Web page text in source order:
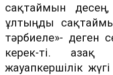
сақтаймын
ұлтыңды
тәрбиеле»- деген
керек-ті.
жауапкершілік